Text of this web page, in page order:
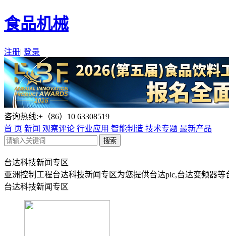
食品机械
注册| 登录
咨询热线:+（86）10 63308519
首 页 新闻 观察评论 行业应用 智能制造 技术专题 最新产品
台达科技新闻专区
亚洲控制工程台达科技新闻专区为您提供台达plc,台达变频器
台达科技新闻专区